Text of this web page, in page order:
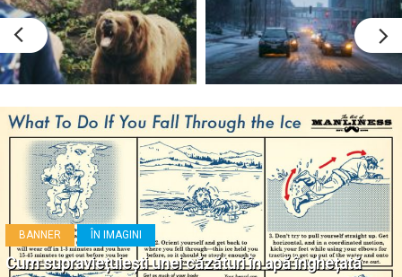
BANNER ÎN IMAGINI
Cum supraviețuiești unei căzături în apă înghețată